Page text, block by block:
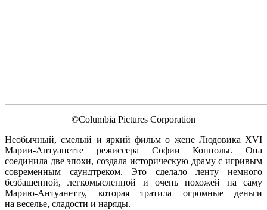
©Columbia Pictures Corporation
Необычный, смелый и яркий фильм о жене Людовика XVI
Марии-Антуанетте режиссера Софии Копполы. Она
соединила две эпохи, создала историческую драму с игривым
современным саундтреком. Это сделало ленту немного
безбашенной, легкомысленной и очень похожей на саму
Марию-Антуанетту, которая тратила огромные деньги
на веселье, сладости и наряды.